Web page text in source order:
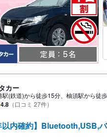
カー
駅(鉄道)から徒歩15分、柚須駅から徒
4.8 （口コミ 27件）
以内確約】Bluetooth,USB,